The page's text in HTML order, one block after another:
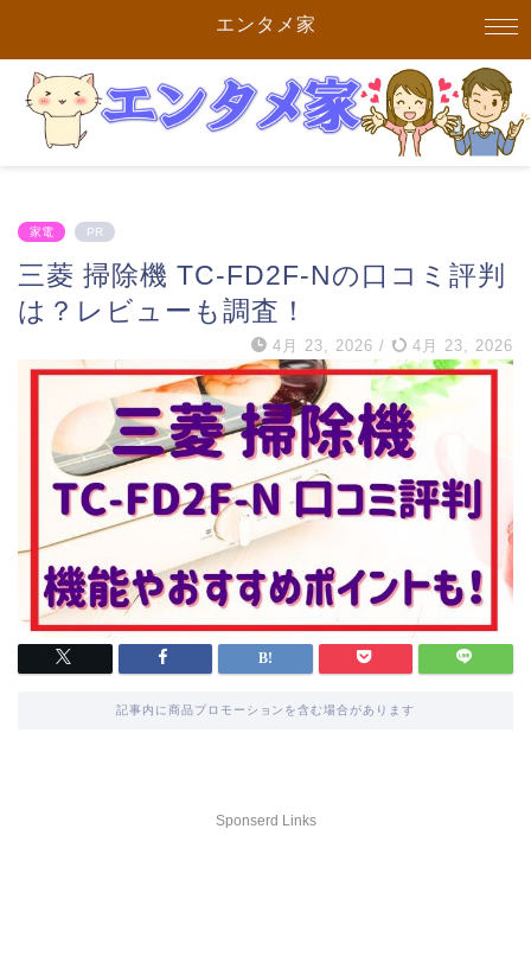
エンタメ家
家電 PR
三菱 掃除機 TC-FD2F-Nの口コミ評判
は？レビューも調査！
4月 23, 2026 / 4月 23, 2026
記事内に商品プロモーションを含む場合があります
Sponserd Links